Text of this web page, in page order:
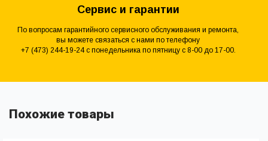
Сервис и гарантии
По вопросам гарантийного сервисного обслуживания и ремонта,
вы можете связаться с нами по телефону
+7 (473) 244-19-24 с понедельника по пятницу с 8-00 до 17-00.
Похожие товары